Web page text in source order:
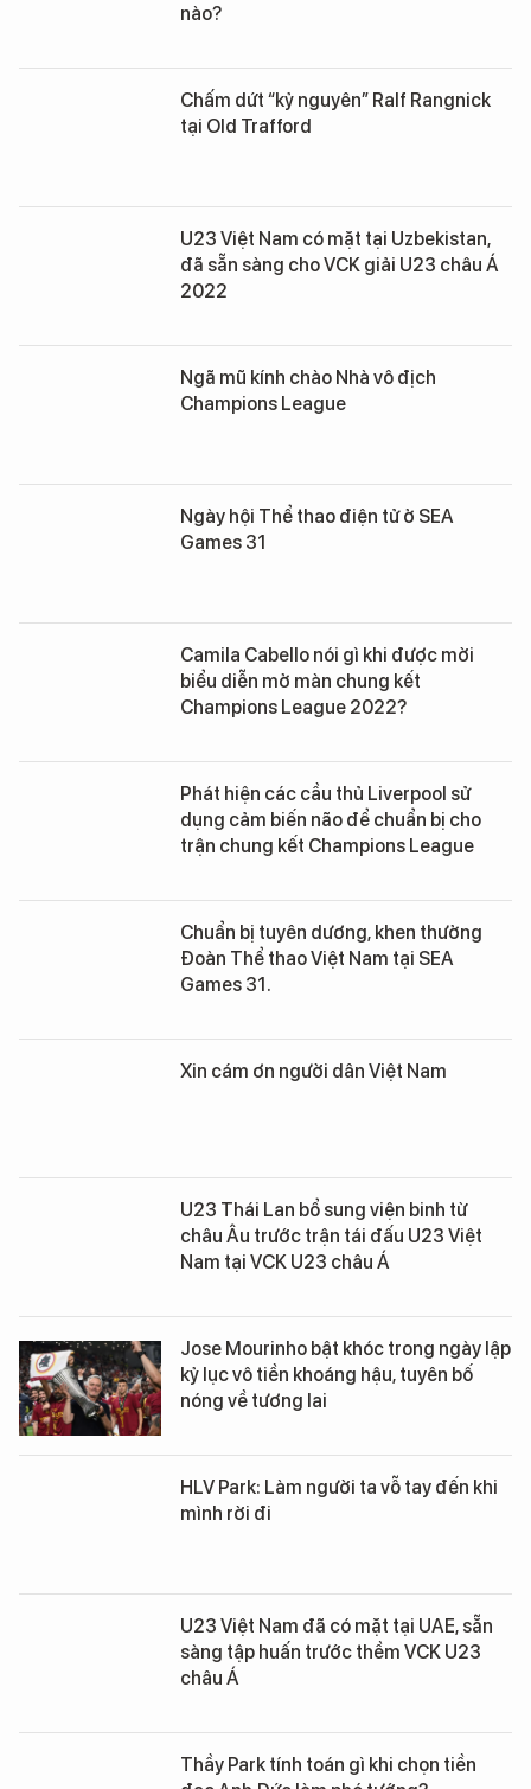
nào?
Chấm dứt “kỷ nguyên” Ralf Rangnick
tại Old Trafford
U23 Việt Nam có mặt tại Uzbekistan,
đã sẵn sàng cho VCK giải U23 châu Á
2022
Ngã mũ kính chào Nhà vô địch
Champions League
Ngày hội Thể thao điện tử ở SEA
Games 31
Camila Cabello nói gì khi được mời
biểu diễn mở màn chung kết
Champions League 2022?
Phát hiện các cầu thủ Liverpool sử
dụng cảm biến não để chuẩn bị cho
trận chung kết Champions League
Chuẩn bị tuyên dương, khen thưởng
Đoàn Thể thao Việt Nam tại SEA
Games 31.
Xin cám ơn người dân Việt Nam
U23 Thái Lan bổ sung viện binh từ
châu Âu trước trận tái đấu U23 Việt
Nam tại VCK U23 châu Á
Jose Mourinho bật khóc trong ngày lập
kỷ lục vô tiền khoáng hậu, tuyên bố
nóng về tương lai
HLV Park: Làm người ta vỗ tay đến khi
mình rời đi
U23 Việt Nam đã có mặt tại UAE, sẵn
sàng tập huấn trước thềm VCK U23
châu Á
Thầy Park tính toán gì khi chọn tiền